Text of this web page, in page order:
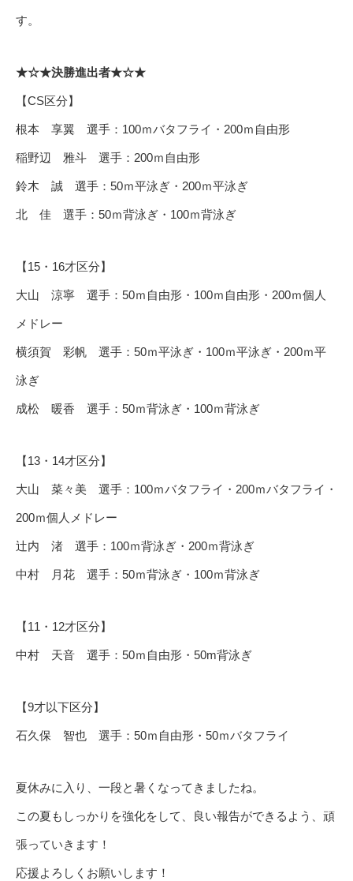
す。
★☆★決勝進出者★☆★
【CS区分】
根本 享翼 選手：100ｍバタフライ・200ｍ自由形
稲野辺 雅斗 選手：200ｍ自由形
鈴木 誠 選手：50ｍ平泳ぎ・200ｍ平泳ぎ
北 佳 選手：50ｍ背泳ぎ・100ｍ背泳ぎ
【15・16才区分】
大山 涼寧 選手：50ｍ自由形・100ｍ自由形・200ｍ個人
メドレー
横須賀 彩帆 選手：50ｍ平泳ぎ・100ｍ平泳ぎ・200ｍ平
泳ぎ
成松 暖香 選手：50ｍ背泳ぎ・100ｍ背泳ぎ
【13・14才区分】
大山 菜々美 選手：100ｍバタフライ・200ｍバタフライ・
200ｍ個人メドレー
辻内 渚 選手：100ｍ背泳ぎ・200ｍ背泳ぎ
中村 月花 選手：50ｍ背泳ぎ・100ｍ背泳ぎ
【11・12才区分】
中村 天音 選手：50ｍ自由形・50m背泳ぎ
【9才以下区分】
石久保 智也 選手：50ｍ自由形・50ｍバタフライ
夏休みに入り、一段と暑くなってきましたね。
この夏もしっかりを強化をして、良い報告ができるよう、頑
張っていきます！
応援よろしくお願いします！